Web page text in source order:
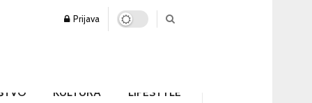
Prijava
KULTURA LIFESTYLE